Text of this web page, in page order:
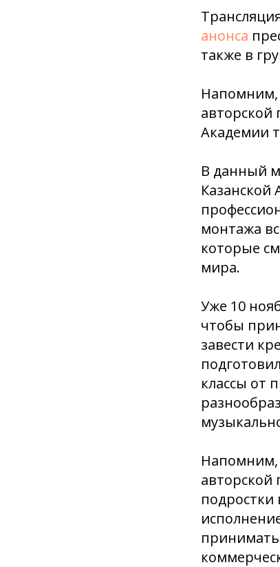
анонса
также в
Напомним,
авторской
Академии
В данный
Казанской
монтажа
которые
мира.
Уже 10
чтобы
завести
классы от
Напомним,
авторской
подростки
принимать